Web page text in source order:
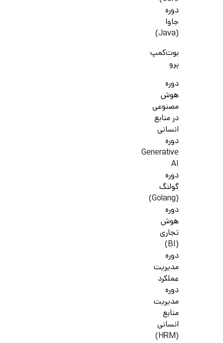
دوره
جاوا
(Java)
بوت‌کمپ
پرو
دوره
هوش
مصنوعی
در منابع
انسانی
دوره
Generative
AI
دوره
گولنگ
(Golang)
دوره
هوش
تجاری
(BI)
دوره
مدیریت
عملکرد
دوره
مدیریت
منابع
انسانی
(HRM)